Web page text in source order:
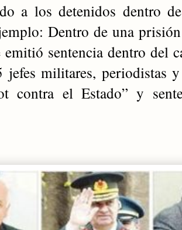
a los detenidos dentro
Dentro de una
sentencia dentro del
jefes militares, periodistas
contra el Estado” y